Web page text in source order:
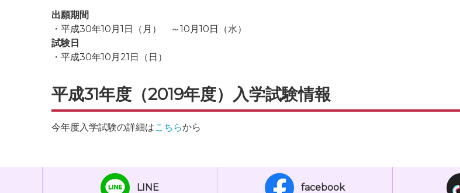
出願期間
・平成30年10月1日（月） ～10月10日（水）
試験日
・平成30年10月21日（日）
平成31年度（2019年度）入学試験情報
今年度入学試験の詳細はこちらから
LINE facebook